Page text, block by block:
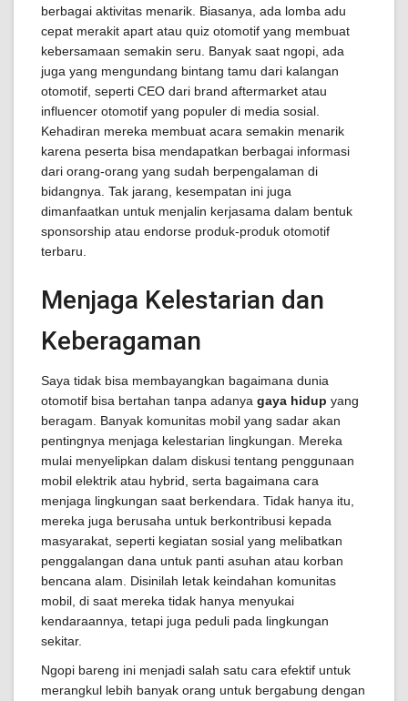
berbagai aktivitas menarik. Biasanya, ada lomba adu
cepat merakit apart atau quiz otomotif yang membuat
kebersamaan semakin seru. Banyak saat ngopi, ada
juga yang mengundang bintang tamu dari kalangan
otomotif, seperti CEO dari brand aftermarket atau
influencer otomotif yang populer di media sosial.
Kehadiran mereka membuat acara semakin menarik
karena peserta bisa mendapatkan berbagai informasi
dari orang-orang yang sudah berpengalaman di
bidangnya. Tak jarang, kesempatan ini juga
dimanfaatkan untuk menjalin kerjasama dalam bentuk
sponsorship atau endorse produk-produk otomotif
terbaru.
Menjaga Kelestarian dan
Keberagaman
Saya tidak bisa membayangkan bagaimana dunia
otomotif bisa bertahan tanpa adanya gaya hidup yang
beragam. Banyak komunitas mobil yang sadar akan
pentingnya menjaga kelestarian lingkungan. Mereka
mulai menyelipkan dalam diskusi tentang penggunaan
mobil elektrik atau hybrid, serta bagaimana cara
menjaga lingkungan saat berkendara. Tidak hanya itu,
mereka juga berusaha untuk berkontribusi kepada
masyarakat, seperti kegiatan sosial yang melibatkan
penggalangan dana untuk panti asuhan atau korban
bencana alam. Disinilah letak keindahan komunitas
mobil, di saat mereka tidak hanya menyukai
kendaraannya, tetapi juga peduli pada lingkungan
sekitar.
Ngopi bareng ini menjadi salah satu cara efektif untuk
merangkul lebih banyak orang untuk bergabung dengan